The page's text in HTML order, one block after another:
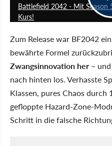
Battlefield 2042 - Mit Season
Kurs!
Zum Release war BF2042
bewährte Formel
Zwangsinnovation her –
nach hinten los. Verhasste
Klassen, pures Chaos durch
gefloppte Hazard-Zone-
Schritt in die falsche